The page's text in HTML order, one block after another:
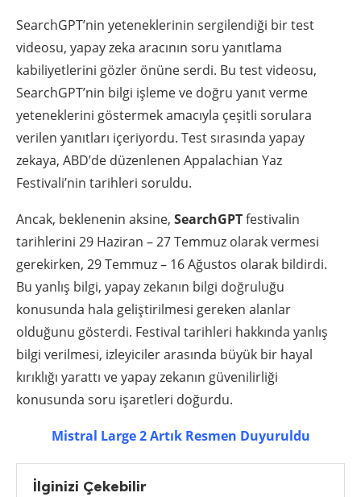
SearchGPT’nin yeteneklerinin sergilendiği bir test
videosu, yapay zeka aracının soru yanıtlama
kabiliyetlerini gözler önüne serdi. Bu test videosu,
SearchGPT’nin bilgi işleme ve doğru yanıt verme
yeteneklerini göstermek amacıyla çeşitli sorulara
verilen yanıtları içeriyordu. Test sırasında yapay
zekaya, ABD’de düzenlenen Appalachian Yaz
Festivali’nin tarihleri soruldu.
Ancak, beklenenin aksine, SearchGPTfestivalin
tarihlerini 29 Haziran – 27 Temmuz olarak vermesi
gerekirken, 29 Temmuz – 16 Ağustos olarak bildirdi.
Bu yanlış bilgi, yapay zekanın bilgi doğruluğu
konusunda hala geliştirilmesi gereken alanlar
olduğunu gösterdi. Festival tarihleri hakkında yanlış
bilgi verilmesi, izleyiciler arasında büyük bir hayal
kırıklığı yarattı ve yapay zekanın güvenilirliği
konusunda soru işaretleri doğurdu.
Mistral Large 2 Artık Resmen Duyuruldu
İlginizi Çekebilir